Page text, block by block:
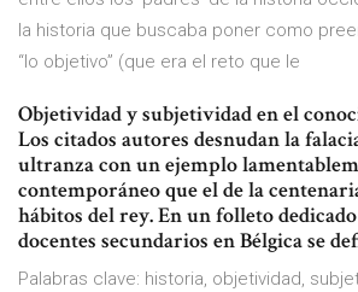
la historia que buscaba poner como
“lo objetivo” (que era el reto que le
Objetividad y subjetividad en el
Los citados autores desnudan la
ultranza con un ejemplo
contemporáneo que el de la
hábitos del rey. En un folleto
docentes secundarios en Bélgica se
Palabras clave: historia, objetividad,